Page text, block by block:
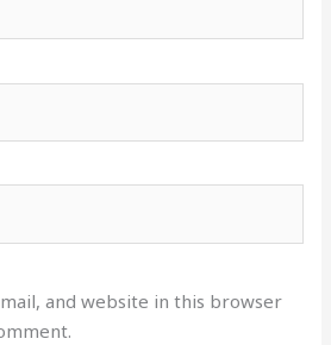
and website in this browser